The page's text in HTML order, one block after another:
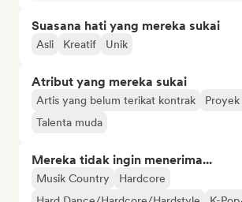
Suasana hati yang mereka sukai
Asli Kreatif Unik
Atribut yang mereka sukai
Artis yang belum terikat kontrak
Talenta muda
Mereka tidak ingin menerima...
Musik Country
Hardcore